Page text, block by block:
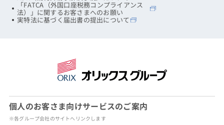
「FATCA（外国口座税務コンプライアンス
法）」に関するお客さまへのお願い
実特法に基づく届出書の提出について
個人のお客さま向けサービスのご案内
※各グループ会社のサイトへリンクします